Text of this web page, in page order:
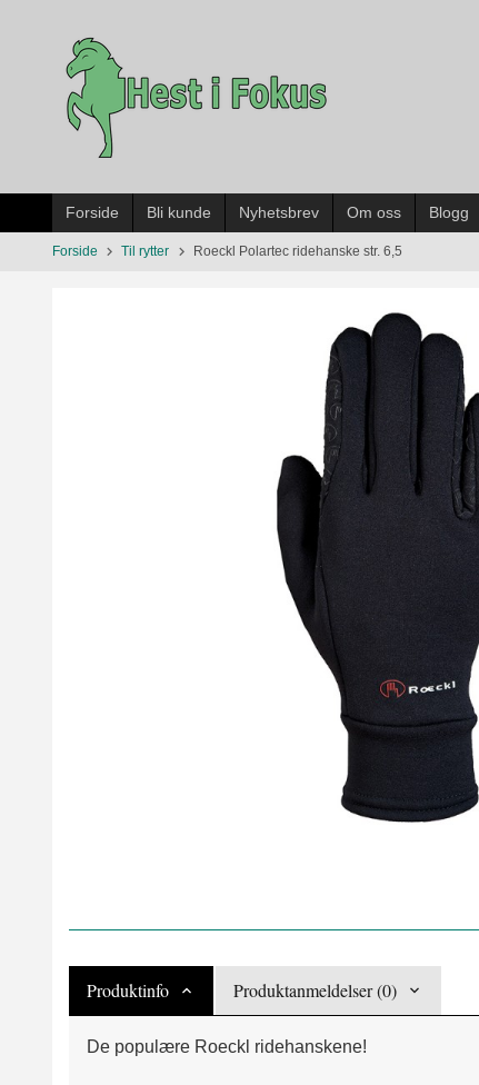
innholdet
Forside Bli kunde Nyhetsbrev Om oss Blogg
Forside Til rytter Roeckl Polartec ridehanske str. 6,5
Produktinfo Produktanmeldelser (0)
De populære Roeckl ridehanskene!